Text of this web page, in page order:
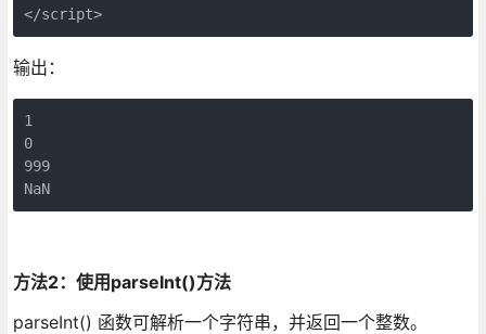
</script>
输出：
1
0
999
NaN
方法2：使用parseInt()方法
parseInt() 函数可解析一个字符串，并返回一个整数。